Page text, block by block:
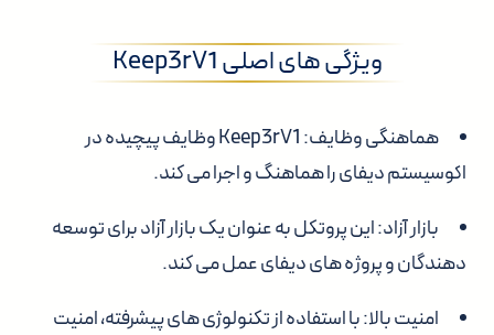
ویژگی های اصلی Keep3rV1
هماهنگی وظایف:
Keep3rV1 وظایف پیچیده در
اکوسیستم دیفای را هماهنگ و اجرا می کند.
بازار آزاد:این پروتکل به عنوان یک بازار آزاد برای توسعه
دهندگان و پروژه های دیفای عمل می کند.
امنیت بالا:با استفاده از تکنولوژی های پیشرفته، امنیت